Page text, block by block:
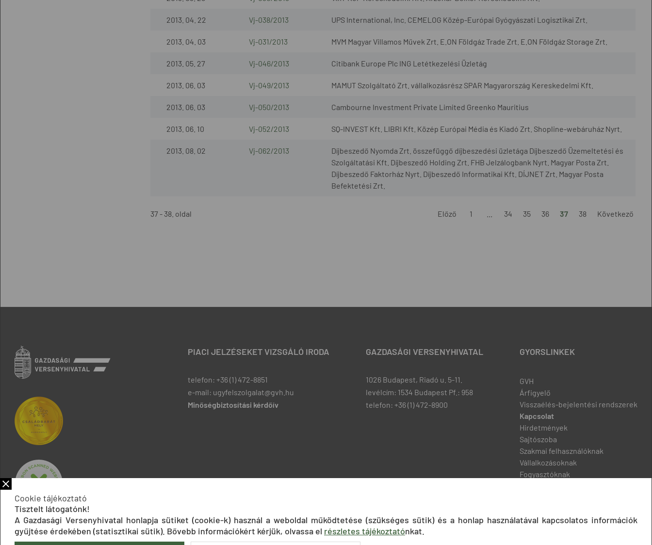
2013. 04. 22 Vj-038/2013 UPS International, Inc. CEMELOG Közép-Európai Gyógyászati Logisztikai Zrt.
2013. 04. 03 Vj-031/2013 MVM Magyar Villamos Művek Zrt. E.ON Földgáz Trade Zrt. E.ON Földgáz Storage Zrt.
2013. 05. 27 Vj-046/2013 Citibank Europe Plc ING Letétkezelési Üzletág
2013. 06. 03 Vj-049/2013 MAMUT Szolgáltató Zrt. vállalkozásrész SPAR Magyarország Kereskedelmi Kft.
2013. 06. 03 Vj-050/2013 Cambourne Investment Private Limited Greenko Mauritius
2013. 06. 10 Vj-052/2013 SQ-INVEST Kft. LIBRI Kft. Közép Európai Média és Kiadó Zrt. Shopline-webáruház Nyrt.
2013. 08. 02 Vj-062/2013
Díjbeszedő Nyomda Zrt. összefüggő díjbeszedési üzletága Díjbeszedő Üzemeltetési és
Szolgáltatási Kft. Díjbeszedő Holding Zrt. FHB Jelzálogbank Nyrt. Magyar Posta Zrt.
Díjbeszedő Faktorház Nyrt. Díjbeszedő Informatikai Kft. DÍJNET Zrt. Magyar Posta
Befektetési Zrt.
37 - 38. oldal Előző 1 34 35 36 37 38 Következő
PIACI JELZÉSEKET VIZSGÁLÓ IRODA
telefon: +36 (1) 472-8851
e-mail: ugyfelszolgalat@gvh.hu
Minőségbiztosítási kérdőív
GAZDASÁGI VERSENYHIVATAL
1026 Budapest, Riadó u. 5-11.
levélcím: 1534 Budapest Pf.: 958
telefon: +36 (1) 472-8900
GYORSLINKEK
GVH
Árfigyelő
Visszaélés-bejelentési rendszerek
Kapcsolat
Hirdetmények
Sajtószoba
Szakmai felhasználóknak
Vállalkozásoknak
Fogyasztóknak
Cookie tájékoztató
Tisztelt látogatónk!
A Gazdasági Versenyhivatal honlapja sütiket (cookie-k) használ a weboldal működtetése (szükséges sütik) és a honlap használatával kapcsolatos információk
gyűjtése érdekében (statisztikai sütik). Bővebb információkért kérjük, olvassa el részletes tájékoztatónkat.